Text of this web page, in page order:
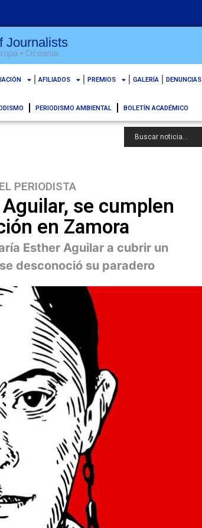
Journalists
• Oceanía
AFILIADOS PREMIOS GALERÍA DENUNCIAS
PERIODISMO AMBIENTAL BOLETÍN ACADÉMICO
PERIODISTA
se cumplen
en Zamora
Esther Aguilar a cubrir un
desconoció su paradero